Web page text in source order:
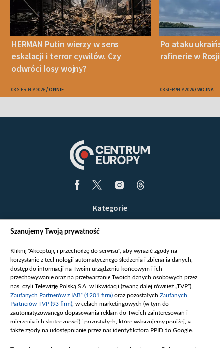
HERMAN Putin wierzy w sens
eskalacji i terror cywilów. Czy
odwróci losy wojny?
08 SIERPNIA 2026 OPINIE
Po ataku
rafinerie w Rosji
08 SIERPNIA 2026 WOJNA
Kategorie
Opinie
Białoruś / Polska
Czytelnia
Centrum Europy
O nas
Kontakt
Informacje o nadawcy
Szanujemy Twoją prywatność
Kliknij "Akceptuję i przechodzę do serwisu", aby wyrazić zgody na
korzystanie z technologii automatycznego śledzenia i zbierania danych,
dostęp do informacji na Twoim urządzeniu końcowym i ich
przechowywanie oraz na przetwarzanie Twoich danych osobowych przez
nas, czyli Telewizję Polską S.A. w likwidacji (zwaną dalej również „TVP”),
Zaufanych Partnerów z IAB* (1201 firm) oraz pozostałych Zaufanych
Partnerów TVP (93 firm) , w celach marketingowych (w tym do
zautomatyzowanego dopasowania reklam do Twoich zainteresowań i
mierzenia ich skuteczności) i pozostałych, które wskazujemy poniżej, a
także zgody na udostępnianie przez nas identyfikatora PPID do Google.